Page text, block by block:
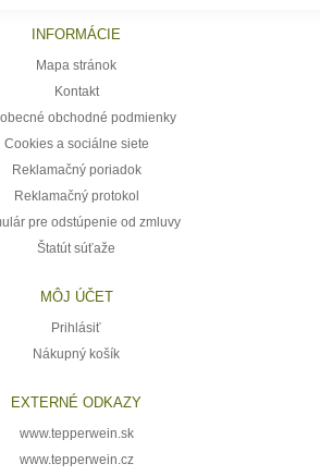
INFORMÁCIE
Mapa stránok
Kontakt
obchodné podmienky
Cookies a sociálne siete
Reklamačný poriadok
Reklamačný protokol
pre odstúpenie od zmluvy
Štatút súťaže
MÔJ ÚČET
Prihlásiť
Nákupný košík
EXTERNÉ ODKAZY
www.tepperwein.sk
www.tepperwein.cz